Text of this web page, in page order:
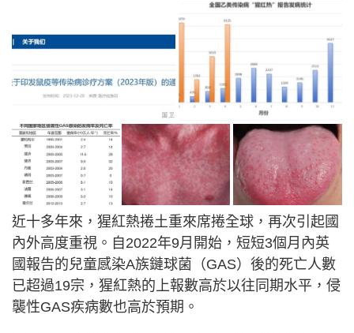
近十多年來，猩紅熱捲土重來席捲全球，再次引起國
內外高度重視。自2022年9月開始，短短3個月內英
國報告的兒童感染A族鏈球菌（GAS）後的死亡人數
已超過19宗，猩紅熱的上報數高於以往同期水平，侵
襲性GAS疾病數也高於預期。